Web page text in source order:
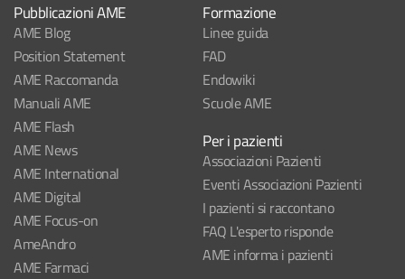
Pubblicazioni AME
AME Blog
Position Statement
AME Raccomanda
Manuali AME
AME Flash
AME News
AME International
AME Digital
AME Focus-on
AmeAndro
AME Farmaci
Formazione
Linee guida
FAD
Endowiki
Scuole AME
Per i pazienti
Associazioni Pazienti
Eventi Associazioni Pazienti
I pazienti si raccontano
FAQ L'esperto risponde
AME informa i pazienti